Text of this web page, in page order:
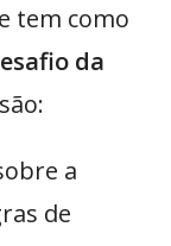
tem como
da
a
de